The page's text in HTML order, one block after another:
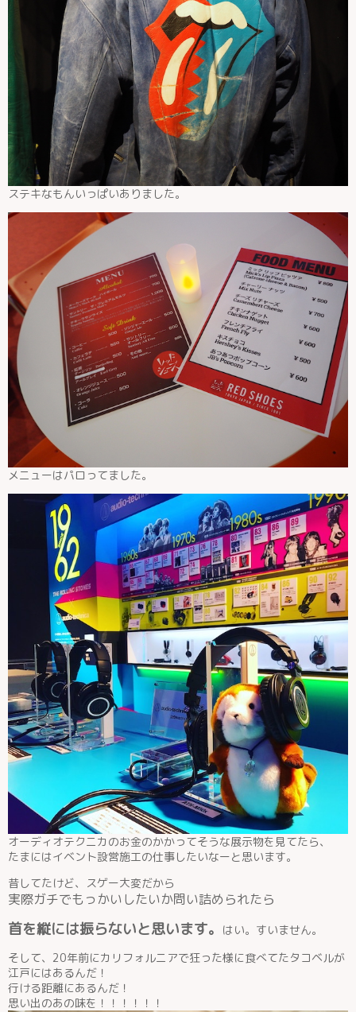
ステキなもんいっぱいありました。
メニューはパロってました。
オーディオテクニカのお金のかかってそうな展示物を見てたら、
たまにはイベント設営施工の仕事したいなーと思います。
昔してたけど、スゲー大変だから
実際ガチでもっかいしたいか問い詰められたら
首を縦には振らないと思います。
はい。すいません。
そして、20年前にカリフォルニアで狂った様に食べてたタコベルが
江戸にはあるんだ！
行ける距離にあるんだ！
思い出のあの味を！！！！！！